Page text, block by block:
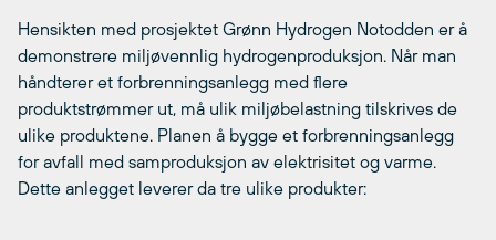
Hensikten med prosjektet Grønn Hydrogen Notodden er å
demonstrere miljøvennlig hydrogenproduksjon. Når man
håndterer et forbrenningsanlegg med flere
produktstrømmer ut, må ulik miljøbelastning tilskrives de
ulike produktene. Planen å bygge et forbrenningsanlegg
for avfall med samproduksjon av elektrisitet og varme.
Dette anlegget leverer da tre ulike produkter: